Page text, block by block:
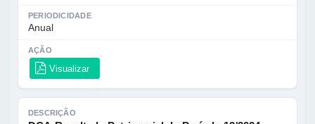
PERIODICIDADE
Anual
AÇÃO
Visualizar
DESCRIÇÃO